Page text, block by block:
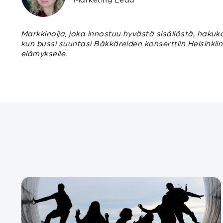
Markkinoija, joka innostuu hyvästä sisällöstä,
kun bussi suuntasi Bäkkäreiden konserttiin
elämykselle.